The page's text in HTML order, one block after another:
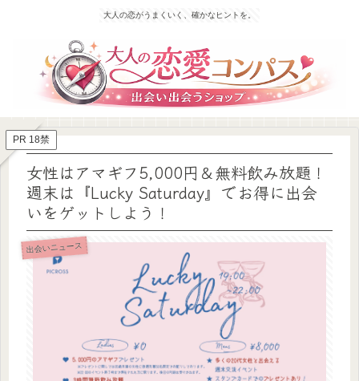
大人の恋がうまくいく、確かなヒントを。
PR 18禁
女性はアマギフ5,000円＆無料飲み放題！
週末は『Lucky Saturday』でお得に出会
いをゲットしよう！
出会いニュース